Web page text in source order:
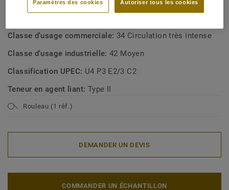
Type de revêtement de sol:
Homogeneous vinyl flooring
Classe d'usage commerciale: 34 Circulation très intense
Classe d'usage industrielle:42 Moyen
Classification UPEC: U4 P3 E2/3 C2
Teneur en agent liant: Type II
Rouleau (1 réf.)
DEMANDER UN DEVIS
COMMANDER UN ÉCHANTILLON
Autoriser tous les cookies
Paramètres des cookies